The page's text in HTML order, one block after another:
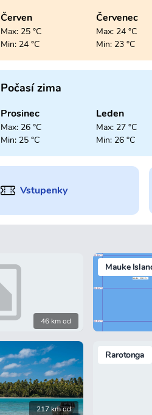
Červen
Max: 25 °C
Min: 24 °C
Červenec
Max: 24 °C
Min: 23 °C
Počasí zima
Prosinec
Max: 26 °C
Min: 25 °C
Leden
Max: 27 °C
Min: 26 °C
Vstupenky
46 km od
Mauke
217 km od
Rarotonga